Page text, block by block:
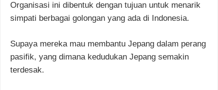
Organisasi ini dibentuk dengan tujuan untuk menarik
simpati berbagai golongan yang ada di Indonesia.
Supaya mereka mau membantu Jepang dalam perang
pasifik, yang dimana kedudukan Jepang semakin
terdesak.